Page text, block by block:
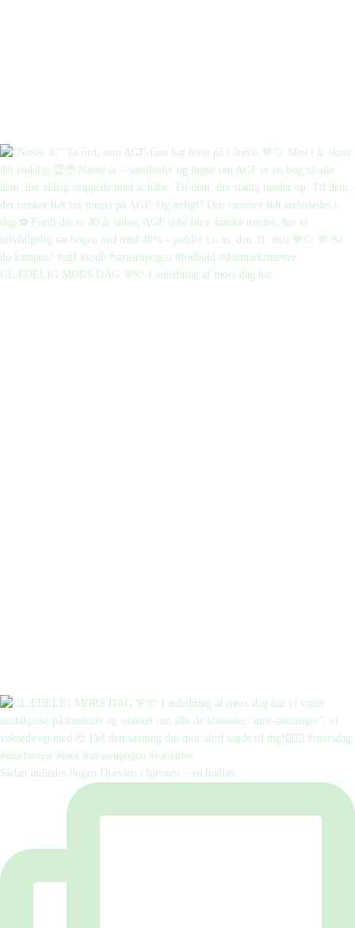
GLÆDELIG MORS DAG 🌸🩷 I anledning af mors dag har
Sådan indledes bogen Djævlen i hjernen – en hudløs